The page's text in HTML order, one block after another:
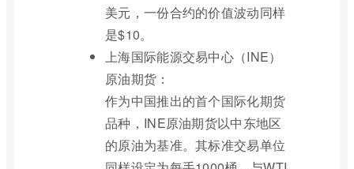
美元，一份合约的价值波动同样
是$10。
上海国际能源交易中心（INE）
原油期货：
作为中国推出的首个国际化期货
品种，INE原油期货以中东地区
的原油为基准。其标准交易单位